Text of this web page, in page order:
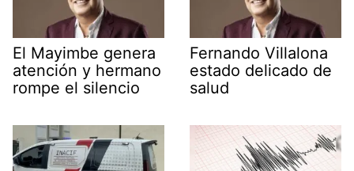
El Mayimbe genera
atención y hermano
rompe el silencio
Fernando Villalona
estado delicado de
salud